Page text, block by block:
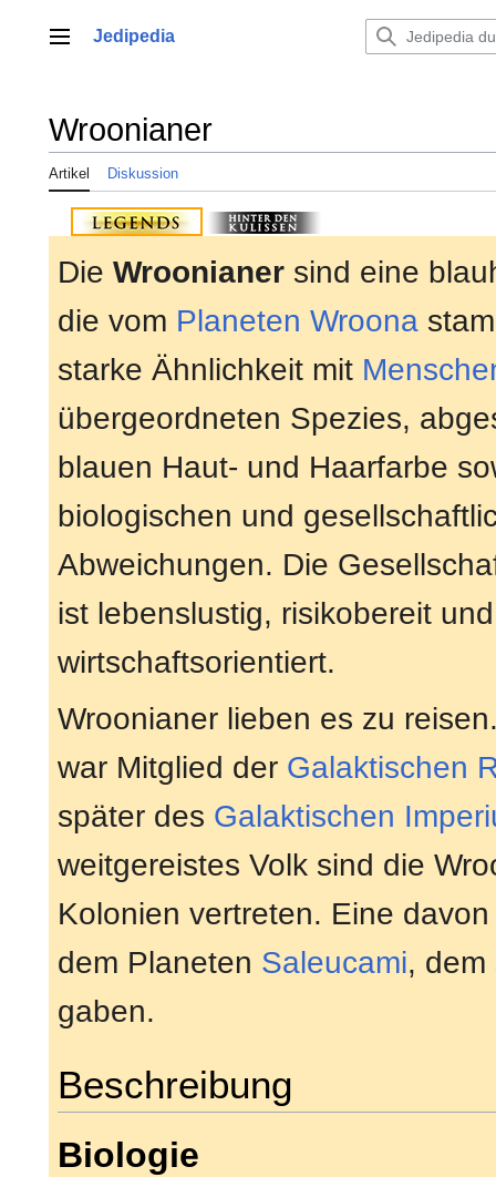
springenHauptmenü
Jedipedia
Wroonianer
Artikel Diskussion
Die Wroonianer sind eine
die vom Planeten Wroona
starke Ähnlichkeit mit
übergeordneten Spezies,
blauen Haut- und Haarfarbe
biologischen und
Abweichungen. Die
ist lebenslustig, risikobereit und
wirtschaftsorientiert.
Wroonianer lieben es zu
war Mitglied der Galaktischen
später des Galaktischen
weitgereistes Volk sind die
Kolonien vertreten. Eine
dem Planeten Saleucami, dem
gaben.
Beschreibung
Biologie